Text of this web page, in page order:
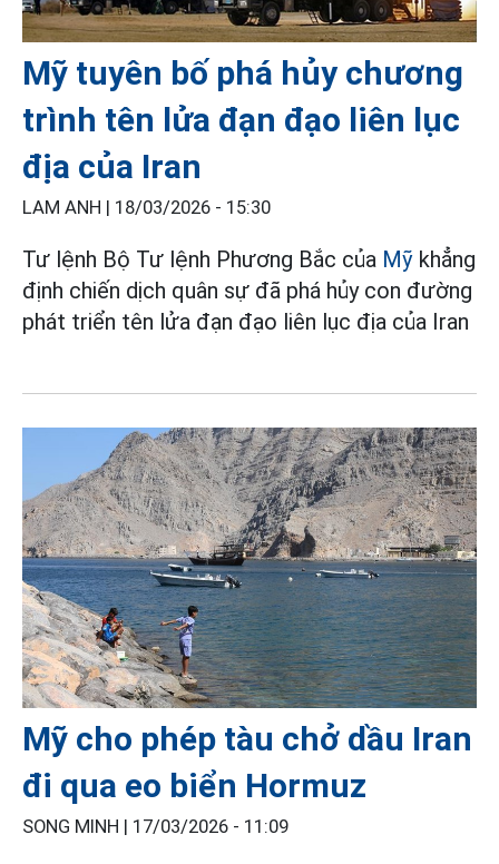
Mỹ tuyên bố phá hủy chương
trình tên lửa đạn đạo liên lục
địa của Iran
LAM ANH | 18/03/2026 - 15:30
Tư lệnh Bộ Tư lệnh Phương Bắc của Mỹ khẳng
định chiến dịch quân sự đã phá hủy con đường
phát triển tên lửa đạn đạo liên lục địa của Iran
Mỹ cho phép tàu chở dầu Iran
đi qua eo biển Hormuz
SONG MINH | 17/03/2026 - 11:09